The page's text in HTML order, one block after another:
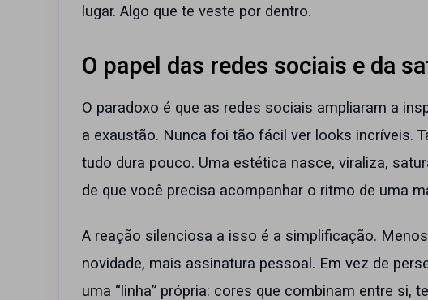
lugar. Algo que te veste por dentro.
O papel das redes sociais e da
O paradoxo é que as redes sociais ampliaram a
a exaustão. Nunca foi tão fácil ver looks incríveis.
tudo dura pouco. Uma estética nasce, viraliza,
de que você precisa acompanhar o ritmo de uma
A reação silenciosa a isso é a simplificação.
novidade, mais assinatura pessoal. Em vez de
uma “linha” própria: cores que combinam entre si,